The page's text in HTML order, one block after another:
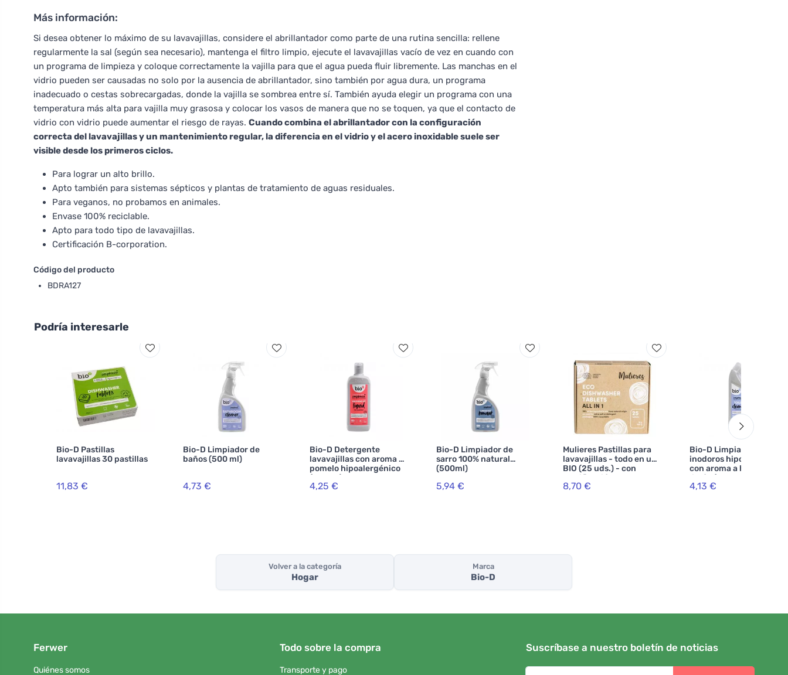
Más información:
Si desea obtener lo máximo de su lavavajillas, considere el abrillantador como parte de una rutina sencilla: rellene
regularmente la sal (según sea necesario), mantenga el filtro limpio, ejecute el lavavajillas vacío de vez en cuando con
un programa de limpieza y coloque correctamente la vajilla para que el agua pueda fluir libremente. Las manchas en el
vidrio pueden ser causadas no solo por la ausencia de abrillantador, sino también por agua dura, un programa
inadecuado o cestas sobrecargadas, donde la vajilla se sombrea entre sí. También ayuda elegir un programa con una
temperatura más alta para vajilla muy grasosa y colocar los vasos de manera que no se toquen, ya que el contacto de
vidrio con vidrio puede aumentar el riesgo de rayas. Cuando combina el abrillantador con la configuración
correcta del lavavajillas y un mantenimiento regular, la diferencia en el vidrio y el acero inoxidable suele ser
visible desde los primeros ciclos.
Para lograr un alto brillo.
Apto también para sistemas sépticos y plantas de tratamiento de aguas residuales.
Para veganos, no probamos en animales.
Envase 100% reciclable.
Apto para todo tipo de lavavajillas.
Certificación B-corporation.
Código del producto
BDRA127
Podría interesarle
Bio-D Pastillas
lavavajillas 30 pastillas
11,83 €
Bio-D Limpiador de
baños (500 ml)
4,73 €
Bio-D Detergente
lavavajillas con aroma a
pomelo hipoalergénico
(750 ml)
4,25 €
Bio-D Limpiador de
sarro 100% natural
(500ml)
5,94 €
Mulieres Pastillas para
lavavajillas - todo en uno
BIO (25 uds.) - con
certificación ecocert
8,70 €
Bio-D Limpiador de
inodoros hipoalergénico
con aroma a hierba de
limón (750 ml)
4,13 €
Volver a la categoría
Hogar
Marca
Bio-D
Ferwer
Quiénes somos
Todo sobre la compra
Transporte y pago
Suscríbase a nuestro boletín de noticias